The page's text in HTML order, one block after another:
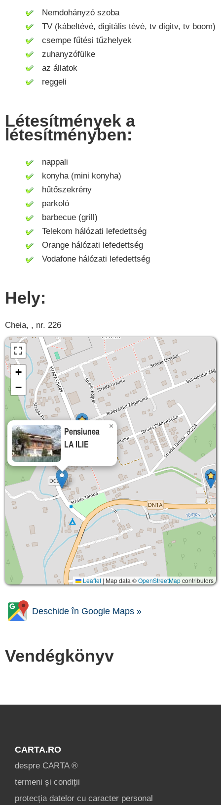
Nemdohányzó szoba
TV (kábeltévé, digitális tévé, tv digitv, tv boom)
csempe fűtési tűzhelyek
zuhanyzófülke
az állatok
reggeli
Létesítmények a
létesítményben:
nappali
konyha (mini konyha)
hűtőszekrény
parkoló
barbecue (grill)
Telekom hálózati lefedettség
Orange hálózati lefedettség
Vodafone hálózati lefedettség
Hely:
Cheia, , nr. 226
Pensiunea
LA ILIE
×
+
−
Leaflet | Map data ©OpenStreetMapcontributors
Deschide în Google Maps »
Vendégkönyv
CARTA.RO
despre CARTA ®
termeni și condiții
protecția datelor cu caracter personal